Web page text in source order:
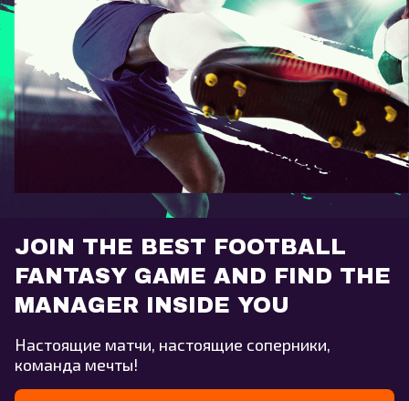
JOIN THE BEST FOOTBALL
FANTASY GAME AND FIND THE
MANAGER INSIDE YOU
Настоящие матчи, настоящие соперники,
команда мечты!